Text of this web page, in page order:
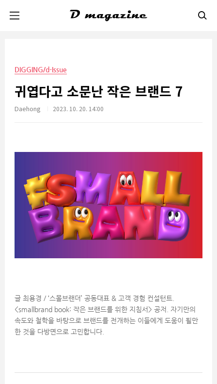
DIGGING/d-Issue
귀엽다고 소문난 작은 브랜드 7
Daehong 2023. 10. 20. 14:00
글 최용경 / ‘스몰브랜더’ 공동대표 & 고객 경험 컨설턴트.
<smallbrand book: 작은 브랜드를 위한 지침서> 공저. 자기만의
속도와 철학을 바탕으로 브랜드를 전개하는 이들에게 도움이 될만
한 것을 다방면으로 고민합니다.